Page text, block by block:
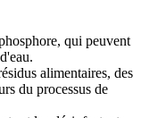
qui peuvent
alimentaires, des
du processus de